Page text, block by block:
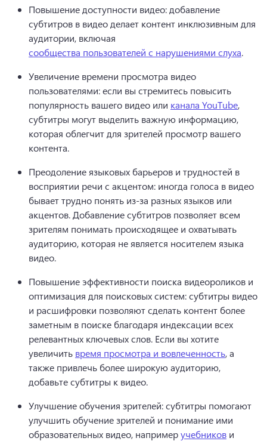
Повышение доступности видео: добавление
субтитров в видео делает контент инклюзивным для
аудитории, включая
сообщества пользователей с нарушениями слуха.
Увеличение времени просмотра видео
пользователями: если вы стремитесь повысить
популярность вашего видео или канала YouTube,
субтитры могут выделить важную информацию,
которая облегчит для зрителей просмотр вашего
контента.
Преодоление языковых барьеров и трудностей в
восприятии речи с акцентом: иногда голоса в видео
бывает трудно понять из-за разных языков или
акцентов. Добавление субтитров позволяет всем
зрителям понимать происходящее и охватывать
аудиторию, которая не является носителем языка
видео.
Повышение эффективности поиска видеороликов и
оптимизация для поисковых систем: субтитры видео
и расшифровки позволяют сделать контент более
заметным в поиске благодаря индексации всех
релевантных ключевых слов. Если вы хотите
увеличить время просмотра и вовлеченность, а
также привлечь более широкую аудиторию,
добавьте субтитры к видео.
Улучшение обучения зрителей: субтитры помогают
улучшить обучение зрителей и понимание ими
образовательных видео, например учебников и